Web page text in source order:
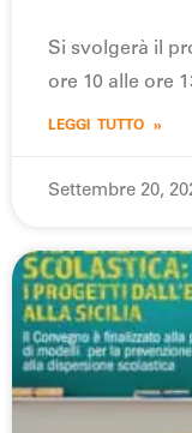
Si svolgerà il
ore 10 alle ore
LEGGI TUTTO »
Settembre 20,